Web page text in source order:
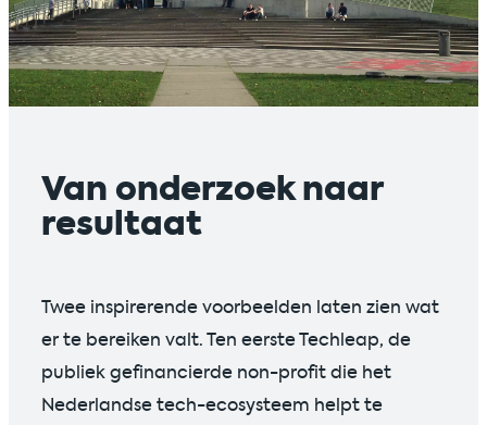
Van onderzoek naar
resultaat
Twee inspirerende voorbeelden laten zien wat
er te bereiken valt. Ten eerste Techleap, de
publiek gefinancierde non-profit die het
Nederlandse tech-ecosysteem helpt te